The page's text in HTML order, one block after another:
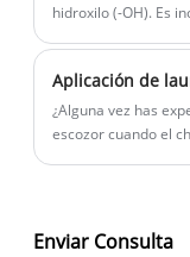
hidroxilo (-OH). Es
aplicaciones en las
Funciona
conservador, que
¿Alguna vez has
escozor cuando el
Enviar Consulta